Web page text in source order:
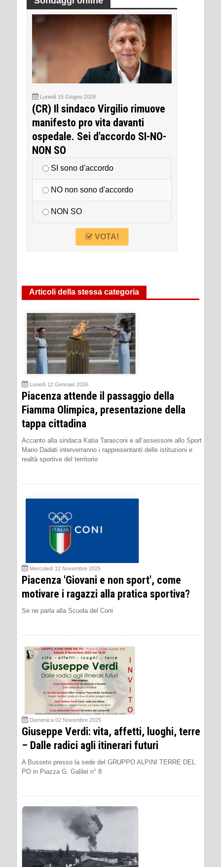
Lunedì 15 Giugno 2026
(CR) Il sindaco Virgilio rimuove
manifesto pro vita davanti
ospedale. Sei d'accordo SI-NO-
NON SO
SI sono d'accordo
NO non sono d'accordo
NON SO
VOTA!
Articoli della stessa categoria
Lunedì 12 Gennaio 2026
Piacenza attende il passaggio della
Fiamma Olimpica, presentazione della
tappa cittadina
Accanto alla sindaca Katia Tarasconi e all’assessore allo Sport
Mario Dadati interverranno i rappresentanti delle istituzioni e
realtà sportive del territorio
Mercoledì 12 Novembre 2025
Piacenza 'Giovani e non sport', come
motivare i ragazzi alla pratica sportiva?
Se ne parla alla Scuola del Coni
Domenica 02 Novembre 2025
Giuseppe Verdi: vita, affetti, luoghi, terre
– Dalle radici agli itinerari futuri
A Busseto presso la sede del GRUPPO ALPINI TERRE DEL
PO in Piazza G. Galilei n° 8